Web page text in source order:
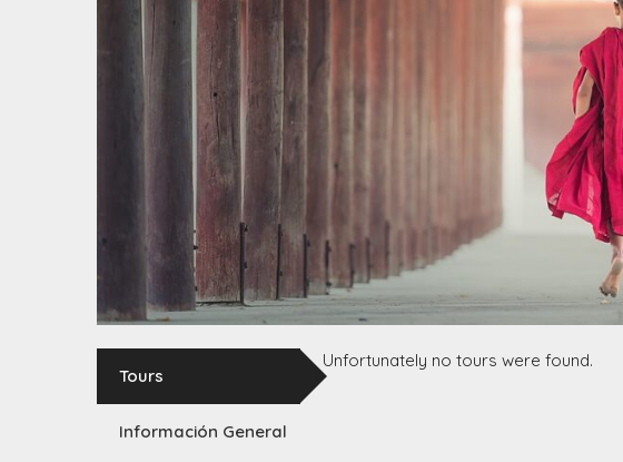
Tours
Información General
Unfortunately no tours were found.